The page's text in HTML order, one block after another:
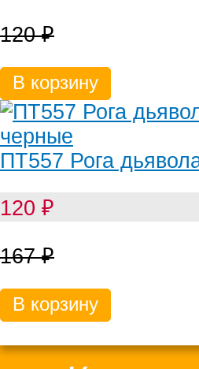
120₽
В корзину
ПТ557 Рога
120 ₽
167₽
В корзину